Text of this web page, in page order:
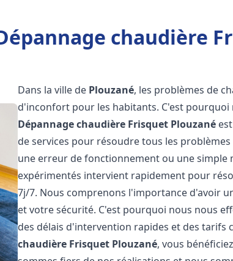
chaudière
Dans la ville de Plouzané, les problèmes de
d'inconfort pour les habitants. C'est
Dépannage chaudière Frisquet Plouzané
de services pour résoudre tous les
une erreur de fonctionnement ou une simple
expérimentés intervient rapidement pour
7j/7. Nous comprenons l'importance d'avoir
et votre sécurité. C'est pourquoi nous nous
des délais d'intervention rapides et des tarifs
chaudière Frisquet Plouzané, vous